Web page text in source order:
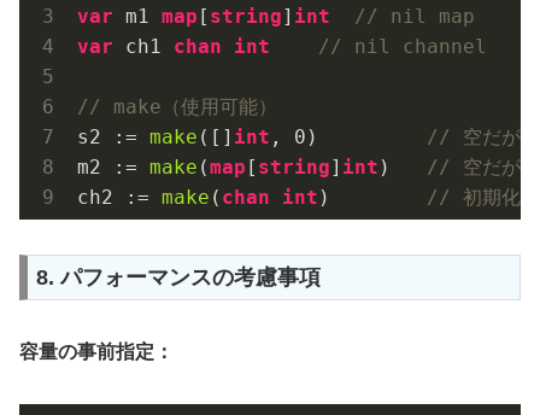
var m1 map [ string] int
// nil map
var ch1 chan int // nil channel
// make（使用可能）
s2 := make ([] int , 0 )
// 空だが初
m2 := make (map [ string] int )
// 空だが初
ch2 := make ( chan int ) // 初期化
8. パフォーマンスの考慮事項
容量の事前指定：